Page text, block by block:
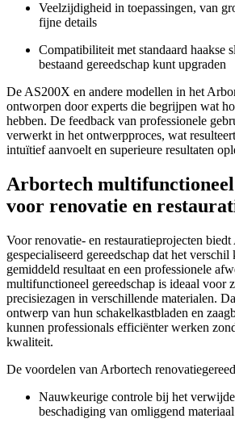
Veelzijdigheid in toepassingen, van
fijne details
Compatibiliteit met standaard haakse
bestaand gereedschap kunt upgraden
De AS200X en andere modellen in het
ontworpen door experts die begrijpen wat
hebben. De feedback van professionele
verwerkt in het ontwerpproces, wat
intuïtief aanvoelt en superieure resultaten
Arbortech multifunctioneel
voor renovatie en
Voor renovatie- en restauratieprojecten biedt
gespecialiseerd gereedschap dat het verschil
gemiddeld resultaat en een professionele
multifunctioneel gereedschap is ideaal voor
precisiezagen in verschillende materialen.
ontwerp van hun schakelkastbladen en
kunnen professionals efficiënter werken
kwaliteit.
De voordelen van Arbortech
Nauwkeurige controle bij het
beschadiging van omliggend materiaal